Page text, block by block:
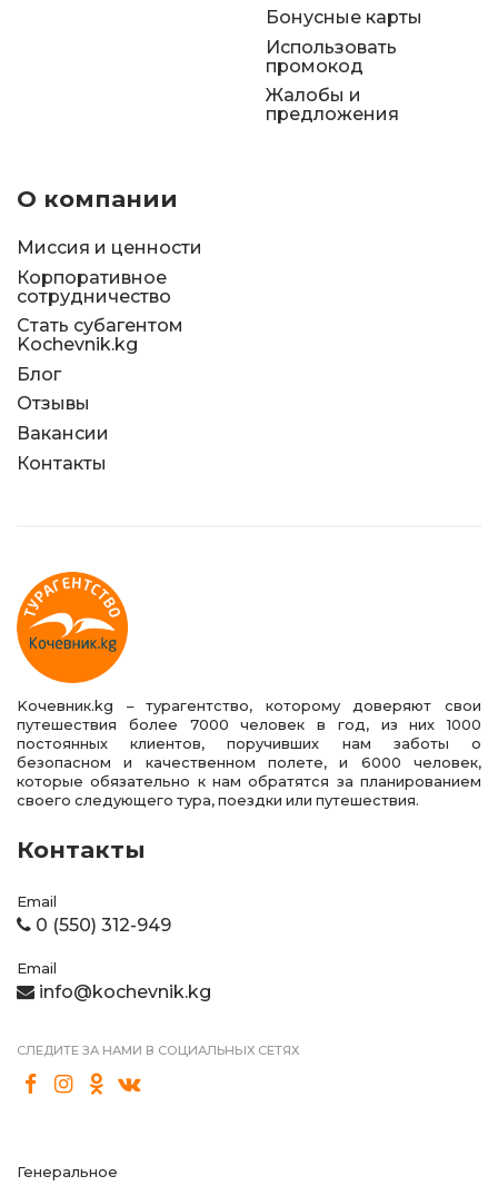
Бонусные карты
Использовать
промокод
Жалобы и
предложения
О компании
Миссия и ценности
Корпоративное
сотрудничество
Стать субагентом
Kochevnik.kg
Блог
Отзывы
Вакансии
Контакты
Kочевник.kg – турагентство, которому доверяют свои
путешествия более 7000 человек в год, из них 1000
постоянных клиентов, поручивших нам заботы о
безопасном и качественном полете, и 6000 человек,
которые обязательно к нам обратятся за планированием
своего следующего тура, поездки или путешествия.
Контакты
Email
0 (550) 312-949
Email
info@kochevnik.kg
СЛЕДИТЕ ЗА НАМИ В СОЦИАЛЬНЫХ СЕТЯХ
Генеральное